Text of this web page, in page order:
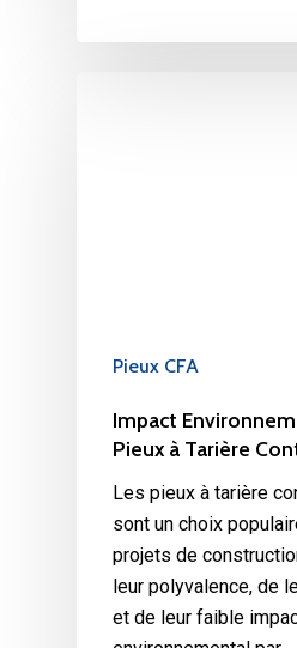
Pieux CFA
Impact
Pieux à Tarière
Les pieux à tarière
sont un choix
projets de
leur polyvalence, de
et de leur faible